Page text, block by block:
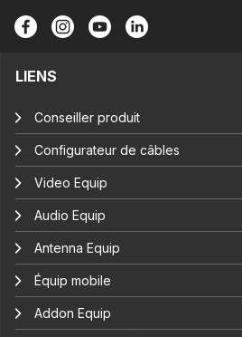
LIENS
Conseiller produit
Configurateur de câbles
Video Equip
Audio Equip
Antenna Equip
Équip mobile
Addon Equip